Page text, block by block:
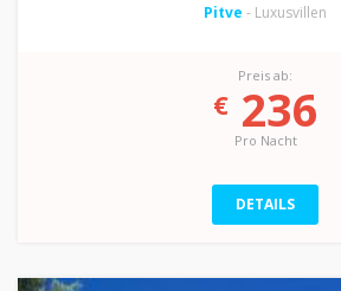
Pitve - Luxusvillen
Preis ab:
€236
Pro Nacht
DETAILS